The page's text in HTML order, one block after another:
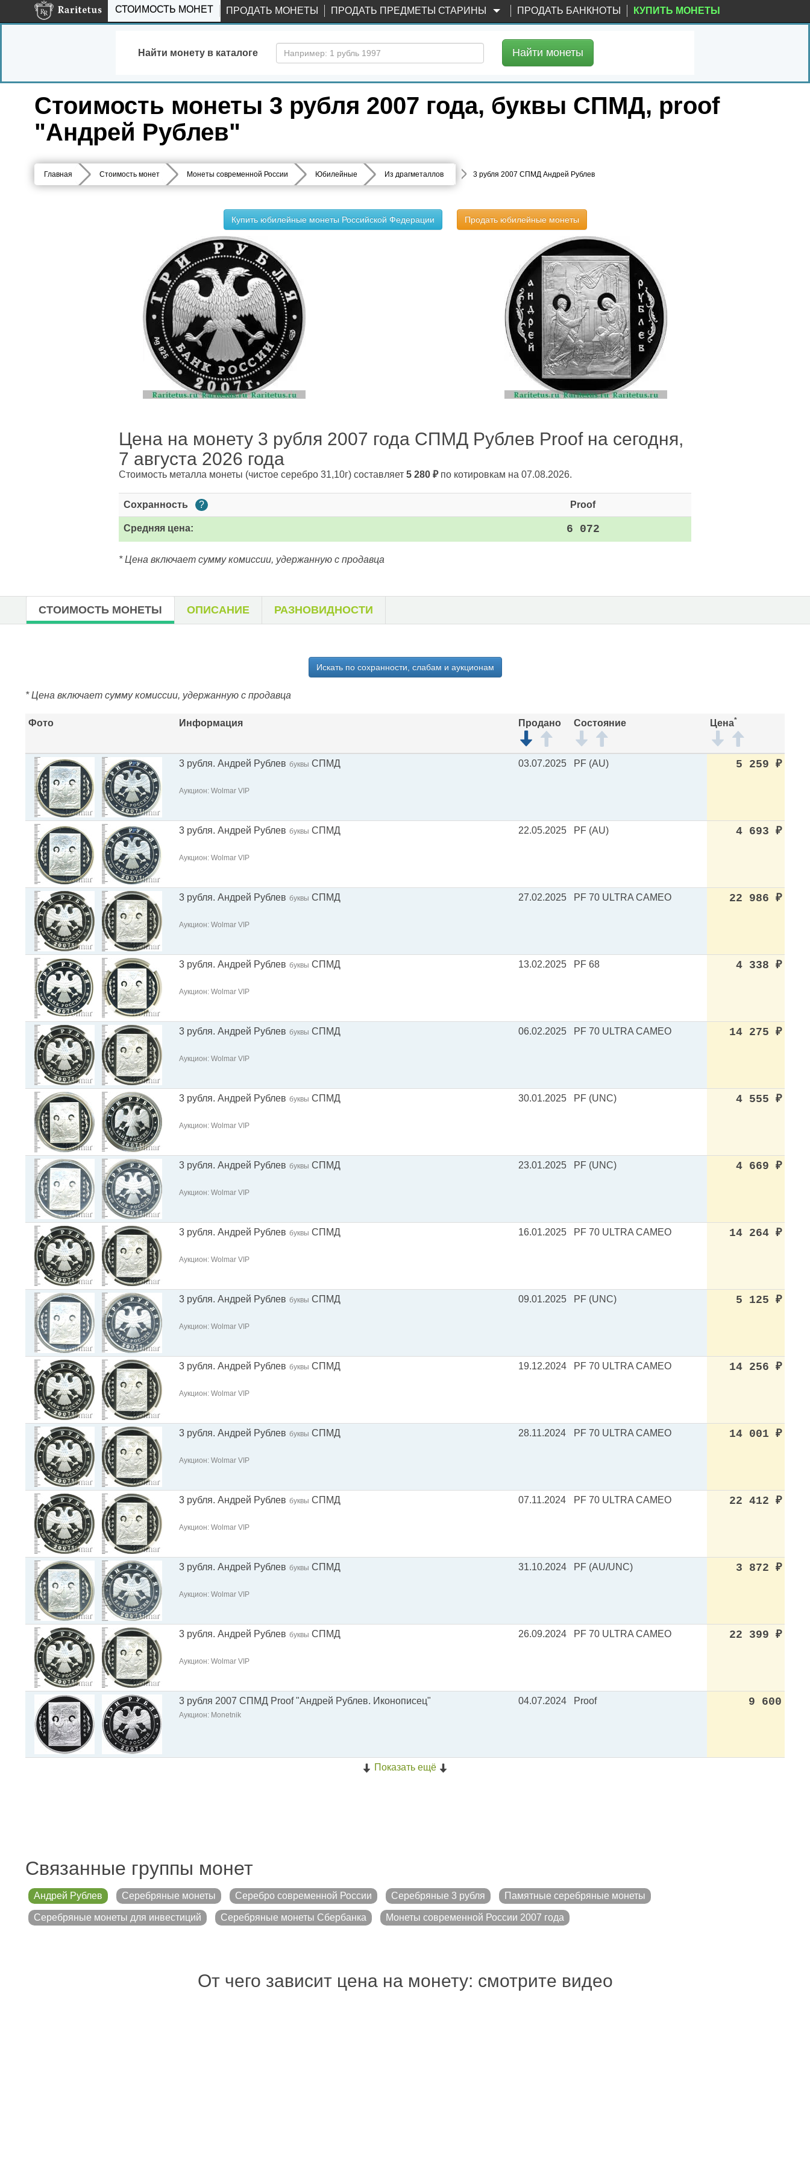
СТОИМОСТЬ МОНЕТ ПРОДАТЬ МОНЕТЫ ПРОДАТЬ ПРЕДМЕТЫ СТАРИНЫ ПРОДАТЬ БАНКНОТЫ КУПИТЬ МОНЕТЫ
Найти монету в каталоге Найти монеты
Стоимость монеты 3 рубля 2007 года, буквы СПМД, proof
"Андрей Рублев"
Главная Стоимость монет Монеты современной России Юбилейные Из драгметаллов 3 рубля 2007 СПМД Андрей Рублев
Купить юбилейные монеты Российской Федерации Продать юбилейные монеты
Цена на монету 3 рубля 2007 года СПМД Рублев Proof на сегодня,
7 августа 2026 года
Стоимость металла монеты (чистое серебро 31,10г) составляет 5 280 ₽по котировкам на 07.08.2026.
Сохранность ? Proof
Средняя цена: 6 072
* Цена включает сумму комиссии, удержанную с продавца
СТОИМОСТЬ МОНЕТЫ ОПИСАНИЕ РАЗНОВИДНОСТИ
Искать по сохранности, слабам и аукционам
* Цена включает сумму комиссии, удержанную с продавца
Фото Информация Продано Состояние Цена*
3 рубля. Андрей Рублев буквы СПМД
Аукцион: Wolmar VIP
03.07.2025 PF (AU) 5 259 ₽
3 рубля. Андрей Рублев буквы СПМД
Аукцион: Wolmar VIP
22.05.2025 PF (AU) 4 693 ₽
3 рубля. Андрей Рублев буквы СПМД
Аукцион: Wolmar VIP
27.02.2025 PF 70 ULTRA CAMEO 22 986 ₽
3 рубля. Андрей Рублев буквы СПМД
Аукцион: Wolmar VIP
13.02.2025 PF 68 4 338 ₽
3 рубля. Андрей Рублев буквы СПМД
Аукцион: Wolmar VIP
06.02.2025 PF 70 ULTRA CAMEO 14 275 ₽
3 рубля. Андрей Рублев буквы СПМД
Аукцион: Wolmar VIP
30.01.2025 PF (UNC) 4 555 ₽
3 рубля. Андрей Рублев буквы СПМД
Аукцион: Wolmar VIP
23.01.2025 PF (UNC) 4 669 ₽
3 рубля. Андрей Рублев буквы СПМД
Аукцион: Wolmar VIP
16.01.2025 PF 70 ULTRA CAMEO 14 264 ₽
3 рубля. Андрей Рублев буквы СПМД
Аукцион: Wolmar VIP
09.01.2025 PF (UNC) 5 125 ₽
3 рубля. Андрей Рублев буквы СПМД
Аукцион: Wolmar VIP
19.12.2024 PF 70 ULTRA CAMEO 14 256 ₽
3 рубля. Андрей Рублев буквы СПМД
Аукцион: Wolmar VIP
28.11.2024 PF 70 ULTRA CAMEO 14 001 ₽
3 рубля. Андрей Рублев буквы СПМД
Аукцион: Wolmar VIP
07.11.2024 PF 70 ULTRA CAMEO 22 412 ₽
3 рубля. Андрей Рублев буквы СПМД
Аукцион: Wolmar VIP
31.10.2024 PF (AU/UNC) 3 872 ₽
3 рубля. Андрей Рублев буквы СПМД
Аукцион: Wolmar VIP
26.09.2024 PF 70 ULTRA CAMEO 22 399 ₽
3 рубля 2007 СПМД Proof "Андрей Рублев. Иконописец"
Аукцион: Monetnik
04.07.2024 Proof 9 600
Показать ещё
Связанные группы монет
Андрей Рублев Серебряные монеты Серебро современной России Серебряные 3 рубля Памятные серебряные монеты
Серебряные монеты для инвестиций Серебряные монеты Сбербанка Монеты современной России 2007 года
От чего зависит цена на монету: смотрите видео